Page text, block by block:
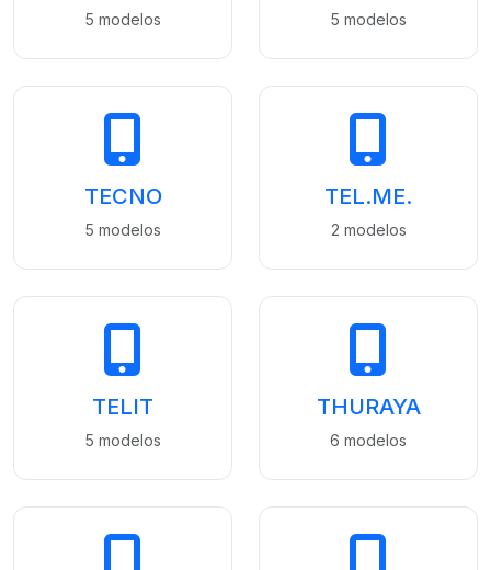
5 modelos 5 modelos
TECNO
5 modelos
TEL.ME.
2 modelos
TELIT
5 modelos
THURAYA
6 modelos